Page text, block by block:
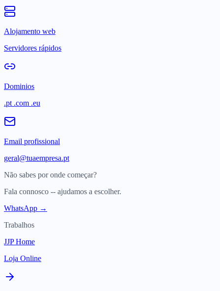
Alojamento web
Servidores rápidos
Dominios
.pt .com .eu
Email profissional
geral@tuaempresa.pt
Não sabes por onde começar?
Fala connosco -- ajudamos a escolher.
WhatsApp →
Trabalhos
JJP Home
Loja Online